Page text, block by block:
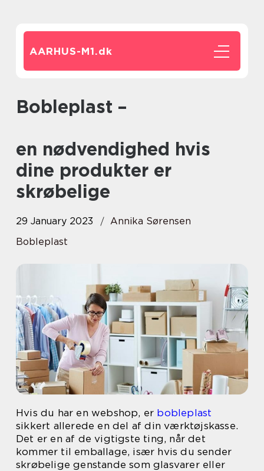
AARHUS-M1.dk
Bobleplast –
en nødvendighed hvis
dine produkter er
skrøbelige
29 January 2023
Annika Sørensen
Bobleplast
Hvis du har en webshop, er bobleplast
sikkert allerede en del af din værktøjskasse.
Det er en af de vigtigste ting, når det
kommer til emballage, især hvis du sender
skrøbelige genstande som glasvarer eller